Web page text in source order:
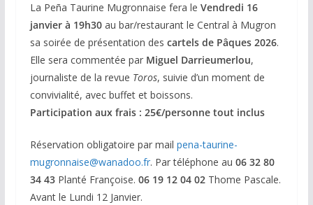
La Peña Taurine Mugronnaise fera le Vendredi 16
janvier à 19h30au bar/restaurant le Central à Mugron
sa soirée de présentation des cartels de Pâques 2026.
Elle sera commentée par Miguel Darrieumerlou,
journaliste de la revue Toros, suivie d’un moment de
convivialité, avec buffet et boissons.
Participation aux frais : 25€/personne tout inclus
Réservation obligatoire par mail pena-taurine-
mugronnaise@wanadoo.fr. Par téléphone au 06 32 80
34 43Planté Françoise. 06 19 12 04 02Thome Pascale.
Avant le Lundi 12 Janvier.